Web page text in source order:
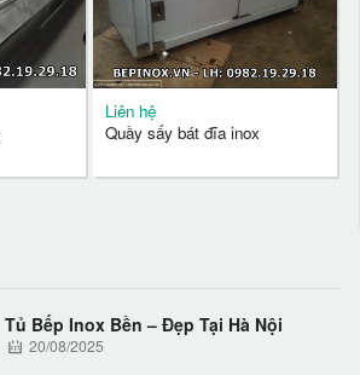
Liên hệ
Quầy sấy bát đĩa inox
Tủ Bếp Inox Bền – Đẹp Tại Hà Nội
20/08/2025